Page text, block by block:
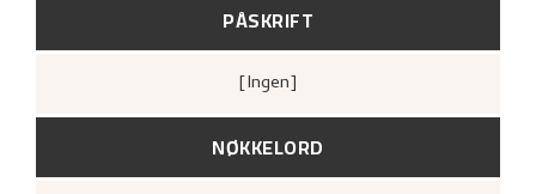
PÅSKRIFT
[ingen]
NØKKELORD